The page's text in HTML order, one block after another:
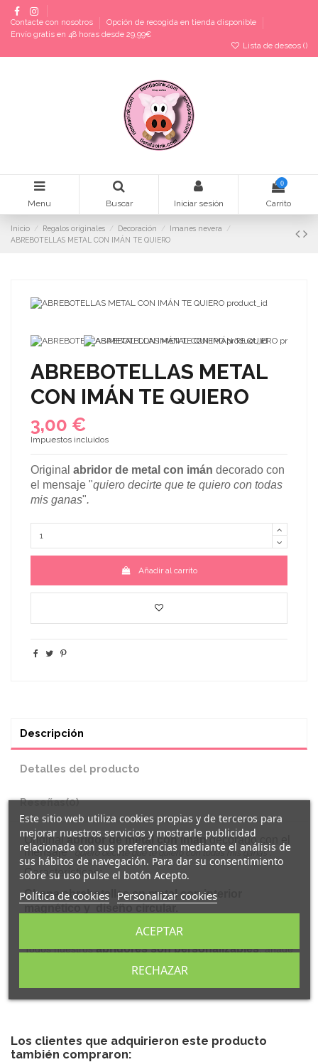
Contacte con nosotros
Opción de recogida en tienda disponible
Envío gratis en 48 horas desde 29,99€
Lista de deseos ()
Menu Buscar Iniciar sesión
0
Carrito
Inicio Regalos originales Decoración
Imanes nevera
ABREBOTELLAS METAL CON IMÁN TE QUIERO
ABREBOTELLAS METAL
CON IMÁN TE QUIERO
3,00 €
Impuestos incluidos
Original abridor de metal con imán decorado con
el mensaje "quiero decirte que te quiero con todas
mis ganas".
Añadir al carrito
Descripción
Detalles del producto
Reseñas(0)
Originalabridor de metal con imándecorado con el
mensaje " quiero decirte que te quiero con todas mis ganas".
Características:
Chapa abrebotellas en metal con interior
Medidas: 5,9 cm de diámetro.
Todos nuestros abridores son personalizables, añade
tu diseño o modifica uno de los nuestros en nuestra sección
Los clientes que adquirieron este producto
también compraron:
Este sitio web utiliza cookies propias y de terceros para
mejorar nuestros servicios y mostrarle publicidad
relacionada con sus preferencias mediante el análisis de
sus hábitos de navegación. Para dar su consentimiento
sobre su uso pulse el botón Acepto.
Política de cookies Personalizar cookies
RECHAZAR
ACEPTAR